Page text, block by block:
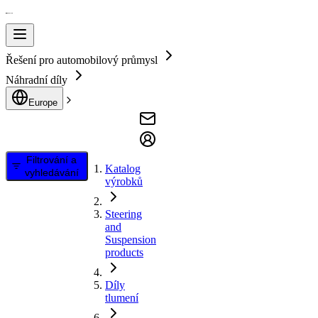
Řešení pro automobilový průmysl
Náhradní díly
Europe
Filtrování a
vyhledávání
Katalog
výrobků
Steering
and
Suspension
products
Díly
tlumení